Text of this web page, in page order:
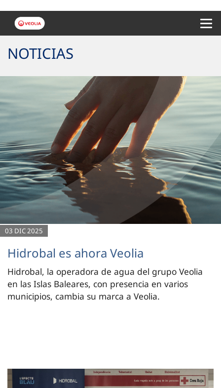
NOTICIAS
03 DIC 2025
Hidrobal es ahora Veolia
Hidrobal, la operadora de agua del grupo Veolia
en las Islas Baleares, con presencia en varios
municipios, cambia su marca a Veolia.